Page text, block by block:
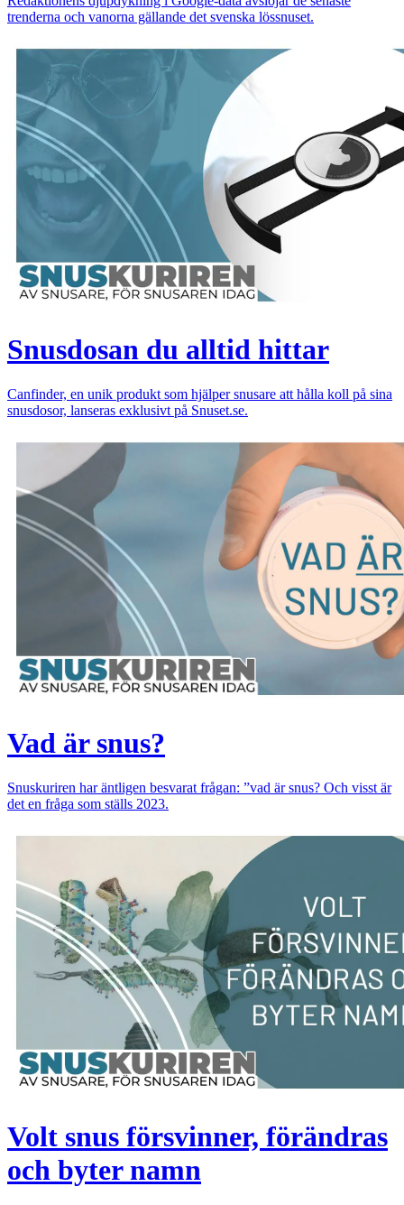
trenderna och vanorna gällande det svenska lössnuset.
Snusdosan du alltid hittar
Canfinder, en unik produkt som hjälper snusare att hålla koll på sina
snusdosor, lanseras exklusivt på Snuset.se.
Vad är snus?
Snuskuriren har äntligen besvarat frågan: ”vad är snus? Och visst är
det en fråga som ställs 2023.
Volt snus försvinner, förändras
och byter namn